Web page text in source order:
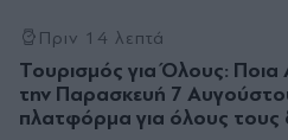
Πριν 14 λεπτά
Τουρισμός για Όλους:
την Παρασκευή 7
πλατφόρμα για όλους τους